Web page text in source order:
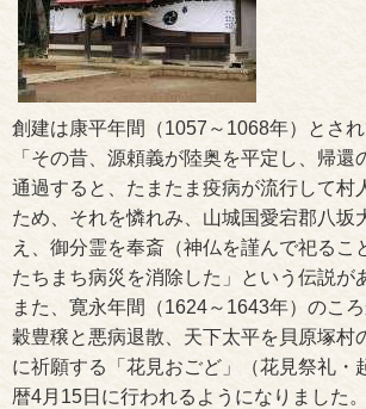
創建は康平年間（1057～1068年）とされ
「その昔、源頼義が陸奥を平定し、帰還
通過すると、たまたま疫病が流行して村
ため、それを憐れみ、山城国愛宕郡八坂
え、御分霊を奉斎（神仏を謹んで祀るこ
たちまち病災を消除した」という伝説が
また、寛永年間（1624～1643年）のこ
穀豊穣と悪病退散、天下太平を貝原塚村
に祈願する「花見おごど」（花見祭礼・
暦4月15日に行われるようになりました。